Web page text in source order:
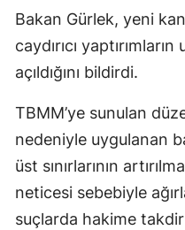
Bakan Gürlek, yeni
caydırıcı
açıldığını bildirdi.
TBMM’ye sunulan
nedeniyle uygulanan
üst sınırlarının
neticesi sebebiyle
suçlarda hakime